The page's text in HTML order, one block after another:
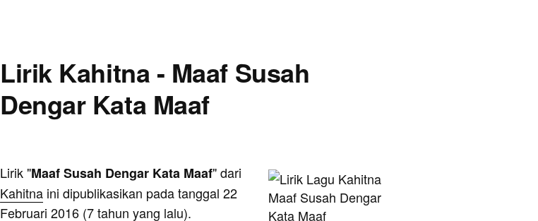
Lirik Kahitna - Maaf Susah
Dengar Kata Maaf
Lirik "Maaf Susah Dengar Kata Maaf" dari
Kahitna ini dipublikasikan pada tanggal 22
Februari 2016 (7 tahun yang lalu).